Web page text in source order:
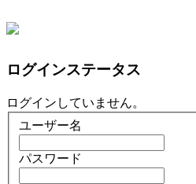
ログインステータス
ログインしていません。
ユーザー名
パスワード